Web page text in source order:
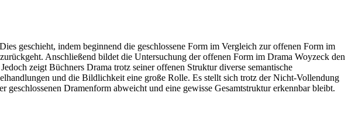
geschieht, indem beginnend die geschlossene Form im Vergleich zur offenen Form im
Anschließend bildet die Untersuchung der offenen Form im Drama Woyzeck den
zeigt Büchners Drama trotz seiner offenen Struktur diverse semantische
und die Bildlichkeit eine große Rolle. Es stellt sich trotz der Nicht-Vollendung
Dramenform abweicht und eine gewisse Gesamtstruktur erkennbar bleibt.